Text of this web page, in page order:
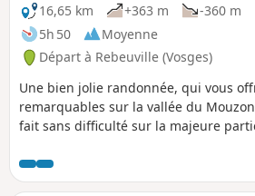
16,65 km
+363 m
-360 m
5h 50
Moyenne
Départ à Rebeuville (Vosges)
Une bien jolie randonnée, qui vous
remarquables sur la vallée du
fait sans difficulté sur la majeure
Vers le point (3), la descente
d'enfer, - Après le point (8), la